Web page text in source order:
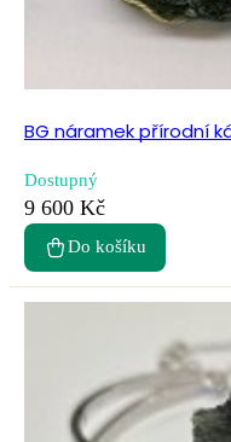
BG náramek přírodní
Dostupný
9 600 Kč
Do košíku